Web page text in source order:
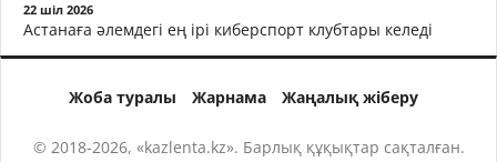
22 шіл 2026
Астанаға әлемдегі ең ірі киберспорт клубтары келеді
Жоба туралы Жарнама Жаңалық жіберу
© 2018-2026, «kazlenta.kz». Барлық құқықтар сақталған.